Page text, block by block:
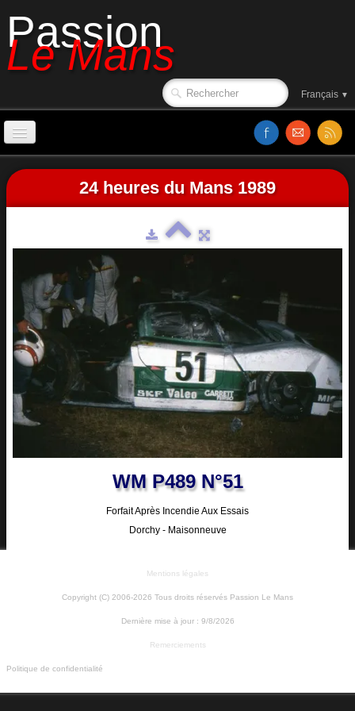
Passion
Le Mans
Français ▼
Accueil
Sorties de piste
Classements
Vidéos
Site web
24 heures du Mans 1989
WM P489 N°51
Forfait Après Incendie Aux Essais
Dorchy - Maisonneuve
Mentions légales
Copyright (C) 2006-2026 Tous droits réservés Passion Le Mans
Dernière mise à jour : 9/8/2026
Remerciements
Politique de confidentialité